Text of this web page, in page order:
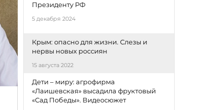
Президенту РФ
5 декабря 2024
Крым: опасно для жизни. Слезы и
нервы новых россиян
15 августа 2022
Дети – миру: агрофирма
«Лаишевская» высадила фруктовый
«Сад Победы». Видеосюжет